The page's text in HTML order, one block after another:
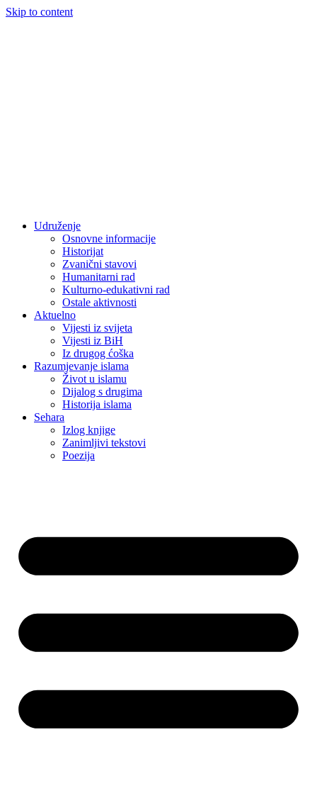
Skip to content
Udruženje
Osnovne informacije
Historijat
Zvanični stavovi
Humanitarni rad
Kulturno-edukativni rad
Ostale aktivnosti
Aktuelno
Vijesti iz svijeta
Vijesti iz BiH
Iz drugog ćoška
Razumjevanje islama
Život u islamu
Dijalog s drugima
Historija islama
Sehara
Izlog knjige
Zanimljivi tekstovi
Poezija